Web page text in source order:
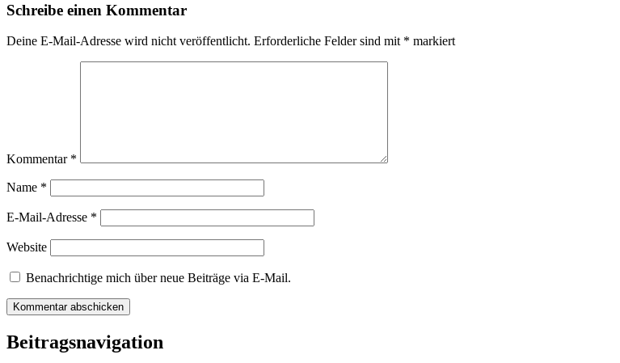
Schreibe einen Kommentar
Deine E-Mail-Adresse wird nicht veröffentlicht. Erforderliche Felder sind mit * markiert
Kommentar *
Name *
E-Mail-Adresse *
Website
Benachrichtige mich über neue Beiträge via E-Mail.
Beitragsnavigation